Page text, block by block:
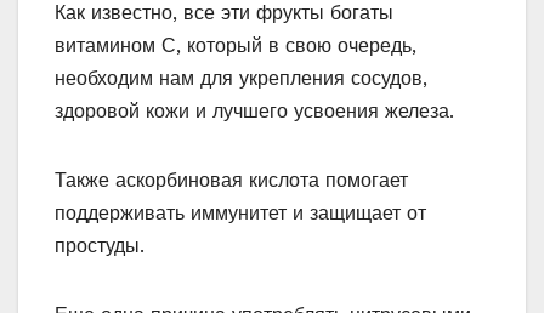
Как известно, все эти фрукты богаты
витамином С, который в свою очередь,
необходим нам для укрепления сосудов,
здоровой кожи и лучшего усвоения железа.
Также аскорбиновая кислота помогает
поддерживать иммунитет и защищает от
простуды.